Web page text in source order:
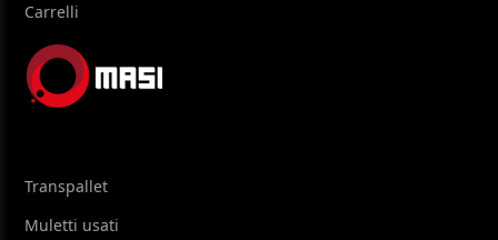
Carrelli
Transpallet
Muletti usati